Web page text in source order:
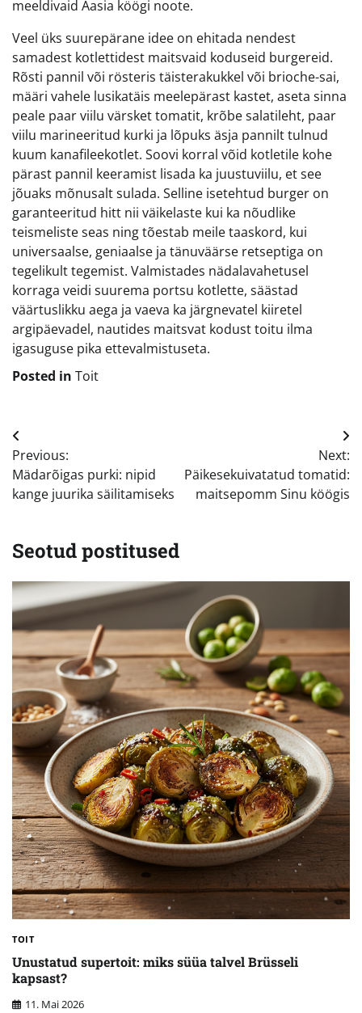
meeldivaid Aasia köögi noote.
Veel üks suurepärane idee on ehitada nendest
samadest kotlettidest maitsvaid koduseid burgereid.
Rõsti pannil või rösteris täisterakukkel või brioche-sai,
määri vahele lusikatäis meelepärast kastet, aseta sinna
peale paar viilu värsket tomatit, krõbe salatileht, paar
viilu marineeritud kurki ja lõpuks äsja pannilt tulnud
kuum kanafileekotlet. Soovi korral võid kotletile kohe
pärast pannil keeramist lisada ka juustuviilu, et see
jõuaks mõnusalt sulada. Selline isetehtud burger on
garanteeritud hitt nii väikelaste kui ka nõudlike
teismeliste seas ning tõestab meile taaskord, kui
universaalse, geniaalse ja tänuväärse retseptiga on
tegelikult tegemist. Valmistades nädalavahetusel
korraga veidi suurema portsu kotlette, säästad
väärtuslikku aega ja vaeva ka järgnevatel kiiretel
argipäevadel, nautides maitsvat kodust toitu ilma
igasuguse pika ettevalmistuseta.
Posted in Toit
Navigeerimine
Previous:
Mädarõigas purki: nipid
kange juurika säilitamiseks
Next:
Päikesekuivatatud tomatid:
maitsepomm Sinu köögis
Seotud postitused
TOIT
Unustatud supertoit: miks süüa talvel Brüsseli
kapsast?
11. Mai 2026